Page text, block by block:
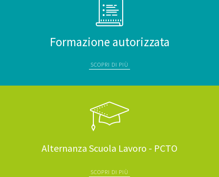
Formazione autorizzata
SCOPRI DI PIÙ
Alternanza Scuola Lavoro - PCTO
SCOPRI DI PIÙ